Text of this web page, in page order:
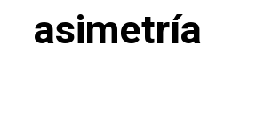
asimetría